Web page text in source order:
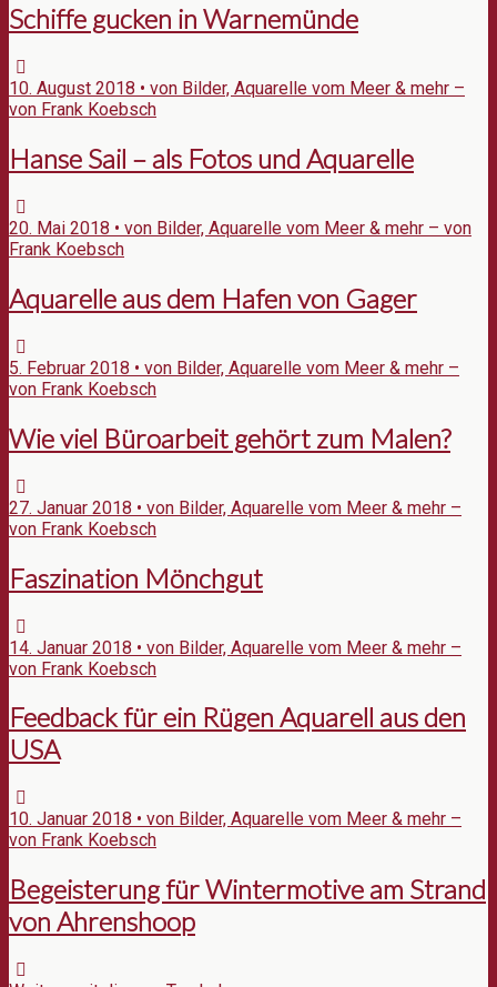
Schiffe gucken in Warnemünde
10. August 2018 • von Bilder, Aquarelle vom Meer & mehr –
von Frank Koebsch
Hanse Sail – als Fotos und Aquarelle
20. Mai 2018 • von Bilder, Aquarelle vom Meer & mehr – von
Frank Koebsch
Aquarelle aus dem Hafen von Gager
5. Februar 2018 • von Bilder, Aquarelle vom Meer & mehr –
von Frank Koebsch
Wie viel Büroarbeit gehört zum Malen?
27. Januar 2018 • von Bilder, Aquarelle vom Meer & mehr –
von Frank Koebsch
Faszination Mönchgut
14. Januar 2018 • von Bilder, Aquarelle vom Meer & mehr –
von Frank Koebsch
Feedback für ein Rügen Aquarell aus den
USA
10. Januar 2018 • von Bilder, Aquarelle vom Meer & mehr –
von Frank Koebsch
Begeisterung für Wintermotive am Strand
von Ahrenshoop